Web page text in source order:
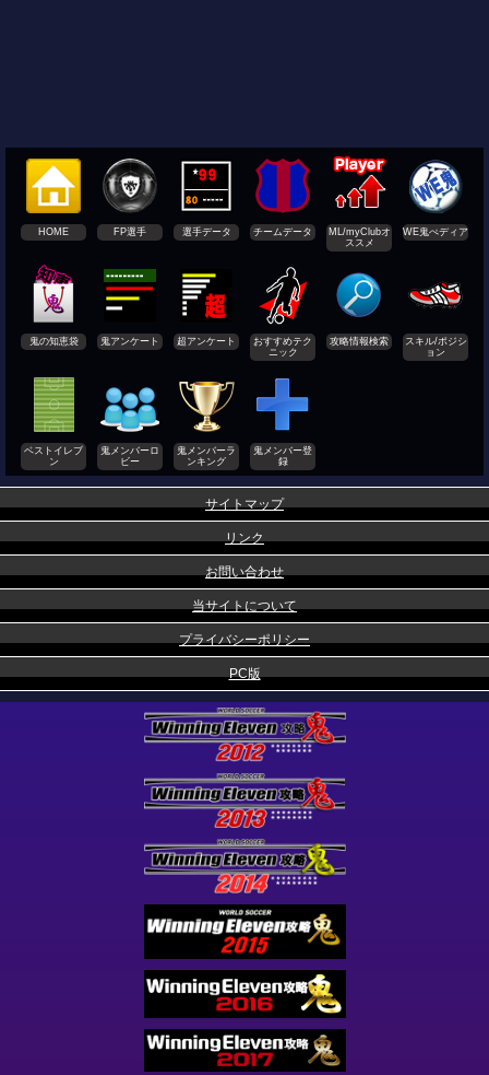
HOME FP選手 選手データ チームデータ
ML/myClubオ
ススメ
WE鬼ぺディア
鬼の知恵袋 鬼アンケート 超アンケート
おすすめテク
ニック
攻略情報検索
スキル/ポジシ
ョン
ベストイレブ
ン
鬼メンバーロ
ビー
鬼メンバーラ
ンキング
鬼メンバー登
録
サイトマップ
リンク
お問い合わせ
当サイトについて
プライバシーポリシー
PC版